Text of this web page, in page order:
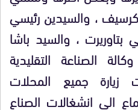
، والسيدين رئيسي
بتاوريرت ، والسيد باشا
الصناعة التقليدية
زيارة جميع المحلات
الى انشغالات الصناع